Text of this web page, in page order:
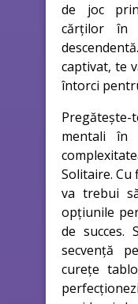
de joc
cărților în
captivat, te
întorci
mentali în
Solitaire. Cu
va trebui
opțiunile
de succes.
secvență
curețe